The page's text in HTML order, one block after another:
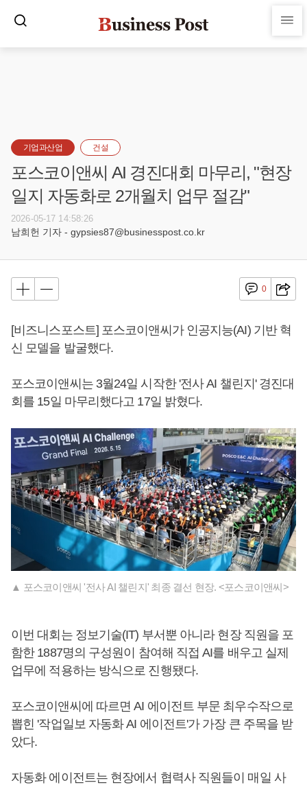
기업과산업 건설
포스코이앤씨 AI 경진대회 마무리, "현장
일지 자동화로 2개월치 업무 절감"
2026-05-17 14:58:26
남희헌 기자 - gypsies87@businesspost.co.kr
0
[비즈니스포스트] 포스코이앤씨가 인공지능(AI) 기반 혁
신 모델을 발굴했다.
포스코이앤씨는 3월24일 시작한 '전사 AI 챌린지' 경진대
회를 15일 마무리했다고 17일 밝혔다.
▲ 포스코이앤씨 '전사 AI 챌린지' 최종 결선 현장. <포스코이앤씨>
이번 대회는 정보기술(IT) 부서뿐 아니라 현장 직원을 포
함한 1887명의 구성원이 참여해 직접 AI를 배우고 실제
업무에 적용하는 방식으로 진행됐다.
포스코이앤씨에 따르면 AI 에이전트 부문 최우수작으로
뽑힌 '작업일보 자동화 AI 에이전트'가 가장 큰 주목을 받
았다.
자동화 에이전트는 현장에서 협력사 직원들이 매일 사